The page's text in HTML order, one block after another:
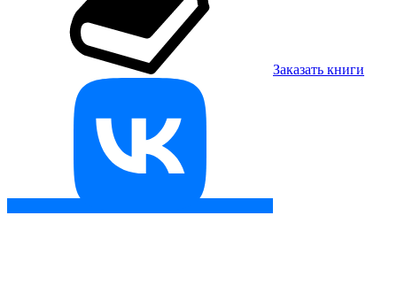
Заказать книги